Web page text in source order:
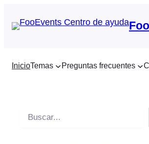
InicioTemas Preguntas frecuentes